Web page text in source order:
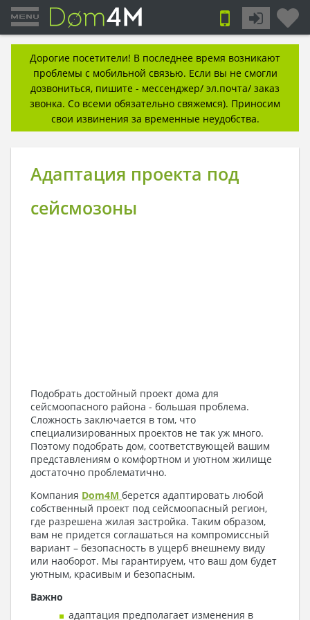
Дорогие посетители! В последнее время возникают
проблемы с мобильной связью. Если вы не смогли
дозвониться, пишите - мессенджер/ эл.почта/ заказ
звонка. Со всеми обязательно свяжемся). Приносим
свои извинения за временные неудобства.
Адаптация проекта под
сейсмозоны
Подобрать достойный проект дома для
сейсмоопасного района - большая проблема.
Сложность заключается в том, что
специализированных проектов не так уж много.
Поэтому подобрать дом, соответствующей вашим
представлениям о комфортном и уютном жилище
достаточно проблематично.
Компания Dom4M берется адаптировать любой
собственный проект под сейсмоопасный регион,
где разрешена жилая застройка. Таким образом,
вам не придется соглашаться на компромиссный
вариант – безопасность в ущерб внешнему виду
или наоборот. Мы гарантируем, что ваш дом будет
уютным, красивым и безопасным.
Важно
адаптация предполагает изменения в